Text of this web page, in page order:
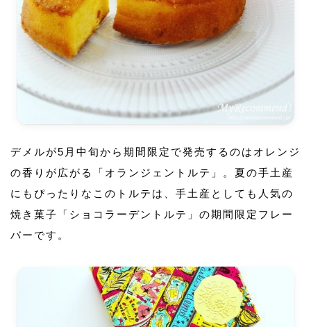
デメルが5月中旬から期間限定で発売するのはオレンジ
の香りが広がる「オランジェントルテ」。夏の手土産
にもぴったりなこのトルテは、手土産としても人気の
焼き菓子「ショコラーデントルテ」の期間限定フレー
バーです。